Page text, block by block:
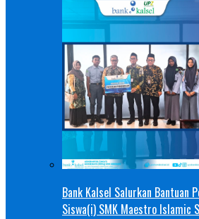
Bank Kalsel Salurkan Bantuan
Siswa(i) SMK Maestro Islamic